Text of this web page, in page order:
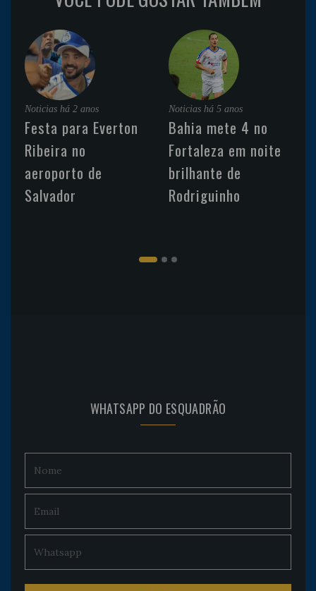
Noticias há 2 anos
Festa para Everton
Ribeira no
aeroporto de
Salvador
Noticias há 5 anos
Bahia mete 4 no
Fortaleza em noite
brilhante de
Rodriguinho
WHATSAPP DO ESQUADRÃO